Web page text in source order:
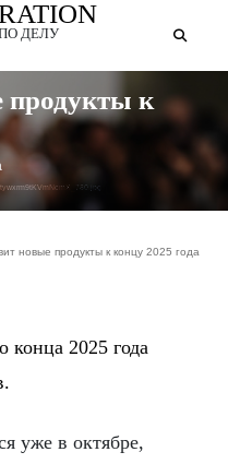
ДЕЛУ
продукты к
новые продукты к концу 2025 года
конца 2025 года